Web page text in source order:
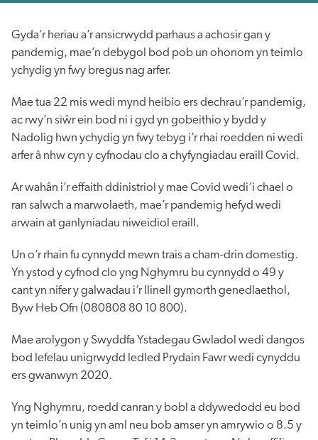
Gyda’r heriau a’r ansicrwydd parhaus a achosir gan y
pandemig, mae’n debygol bod pob un ohonom yn teimlo
ychydig yn fwy bregus nag arfer.
Mae tua 22 mis wedi mynd heibio ers dechrau’r pandemig,
ac rwy’n siŵr ein bod ni i gyd yn gobeithio y bydd y
Nadolig hwn ychydig yn fwy tebyg i’r rhai roedden ni wedi
arfer â nhw cyn y cyfnodau clo a chyfyngiadau eraill Covid.
Ar wahân i’r effaith ddinistriol y mae Covid wedi’i chael o
ran salwch a marwolaeth, mae’r pandemig hefyd wedi
arwain at ganlyniadau niweidiol eraill.
Un o’r rhain fu cynnydd mewn trais a cham-drin domestig.
Yn ystod y cyfnod clo yng Nghymru bu cynnydd o 49 y
cant yn nifer y galwadau i’r llinell gymorth genedlaethol,
Byw Heb Ofn (080808 80 10 800).
Mae arolygon y Swyddfa Ystadegau Gwladol wedi dangos
bod lefelau unigrwydd ledled Prydain Fawr wedi cynyddu
ers gwanwyn 2020.
Yng Nghymru, roedd canran y bobl a ddywedodd eu bod
yn teimlo’n unig yn aml neu bob amser yn amrywio o 8.5 y